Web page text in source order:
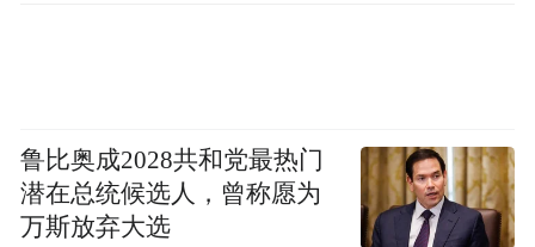
鲁比奥成2028共和党最热门
潜在总统候选人，曾称愿为
万斯放弃大选